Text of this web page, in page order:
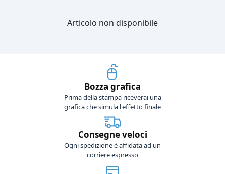
Articolo non disponibile
Bozza grafica
Prima della stampa riceverai una
grafica che simula l'effetto finale
Consegne veloci
Ogni spedizione è affidata ad un
corriere espresso